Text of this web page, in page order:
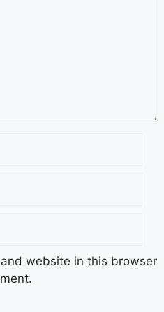
website in this browser